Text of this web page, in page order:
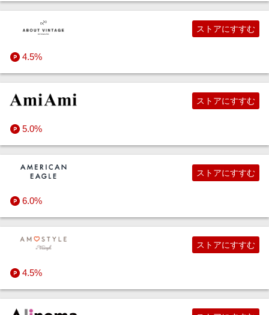
中古査定・買取
4.5%
ストアにすすむ
5.0%
ストアにすすむ
6.0%
ストアにすすむ
4.5%
ストアにすすむ